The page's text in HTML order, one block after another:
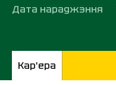
Дата нараджэння
Кар'ера